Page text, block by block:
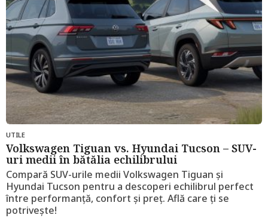
UTILE
Volkswagen Tiguan vs. Hyundai Tucson – SUV-
uri medii în bătălia echilibrului
Compară SUV-urile medii Volkswagen Tiguan și
Hyundai Tucson pentru a descoperi echilibrul perfect
între performanță, confort și preț. Află care ți se
potrivește!